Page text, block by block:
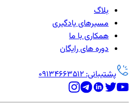
بلاگ
مسیرهای یادگیری
همکاری با ما
دوره های رایگان
پشتیبانی: 09134663512